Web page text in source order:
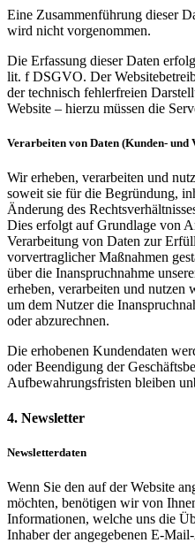
Eine Zusammenführung dieser
wird nicht vorgenommen.
Die Erfassung dieser Daten
lit. f DSGVO. Der
der technisch fehlerfreien
Website – hierzu müssen die
Verarbeiten von Daten (Kunden- und
Wir erheben, verarbeiten und
soweit sie für die Begründung,
Änderung des
Dies erfolgt auf Grundlage von
Verarbeitung von Daten zur
vorvertraglicher Maßnahmen
über die Inanspruchnahme
erheben, verarbeiten und nutzen
um dem Nutzer die
oder abzurechnen.
Die erhobenen Kundendaten
oder Beendigung der
Aufbewahrungsfristen bleiben
4. Newsletter
Newsletterdaten
Wenn Sie den auf der Website
möchten, benötigen wir von
Informationen, welche uns die
Inhaber der angegebenen E-